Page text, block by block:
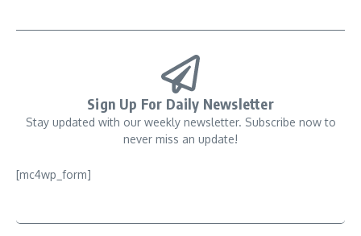
Sign Up For Daily Newsletter
Stay updated with our weekly newsletter. Subscribe now to
never miss an update!
[mc4wp_form]